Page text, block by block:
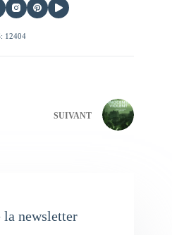
12404
SUIVANT
la newsletter